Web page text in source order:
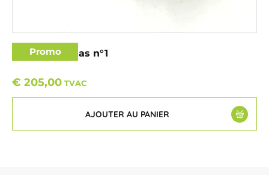
Promo
Célestine amas n°1
€ 205,00 TVAC
AJOUTER AU PANIER